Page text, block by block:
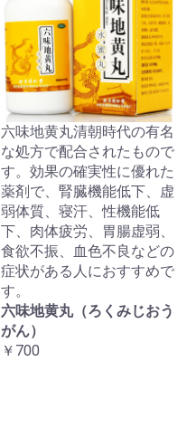
六味地黄丸清朝時代の有名
な処方で配合されたもので
す。効果の確実性に優れた
薬剤で、腎臓機能低下、虚
弱体質、寝汗、性機能低
下、肉体疲労、胃腸虚弱、
食欲不振、血色不良などの
症状がある人におすすめで
す。
六味地黄丸（ろくみじおう
がん）
￥700